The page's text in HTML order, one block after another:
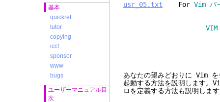
基本
quickref
tutor
copying
iccf
sponsor
www
bugs
ユーザーマニュアル目
次
usr_05.txt For Vim バ
VIM ユーザーマ
あなたの望みどおりに Vim
起動する方法を説明します。
ロを定義する方法も説明しま